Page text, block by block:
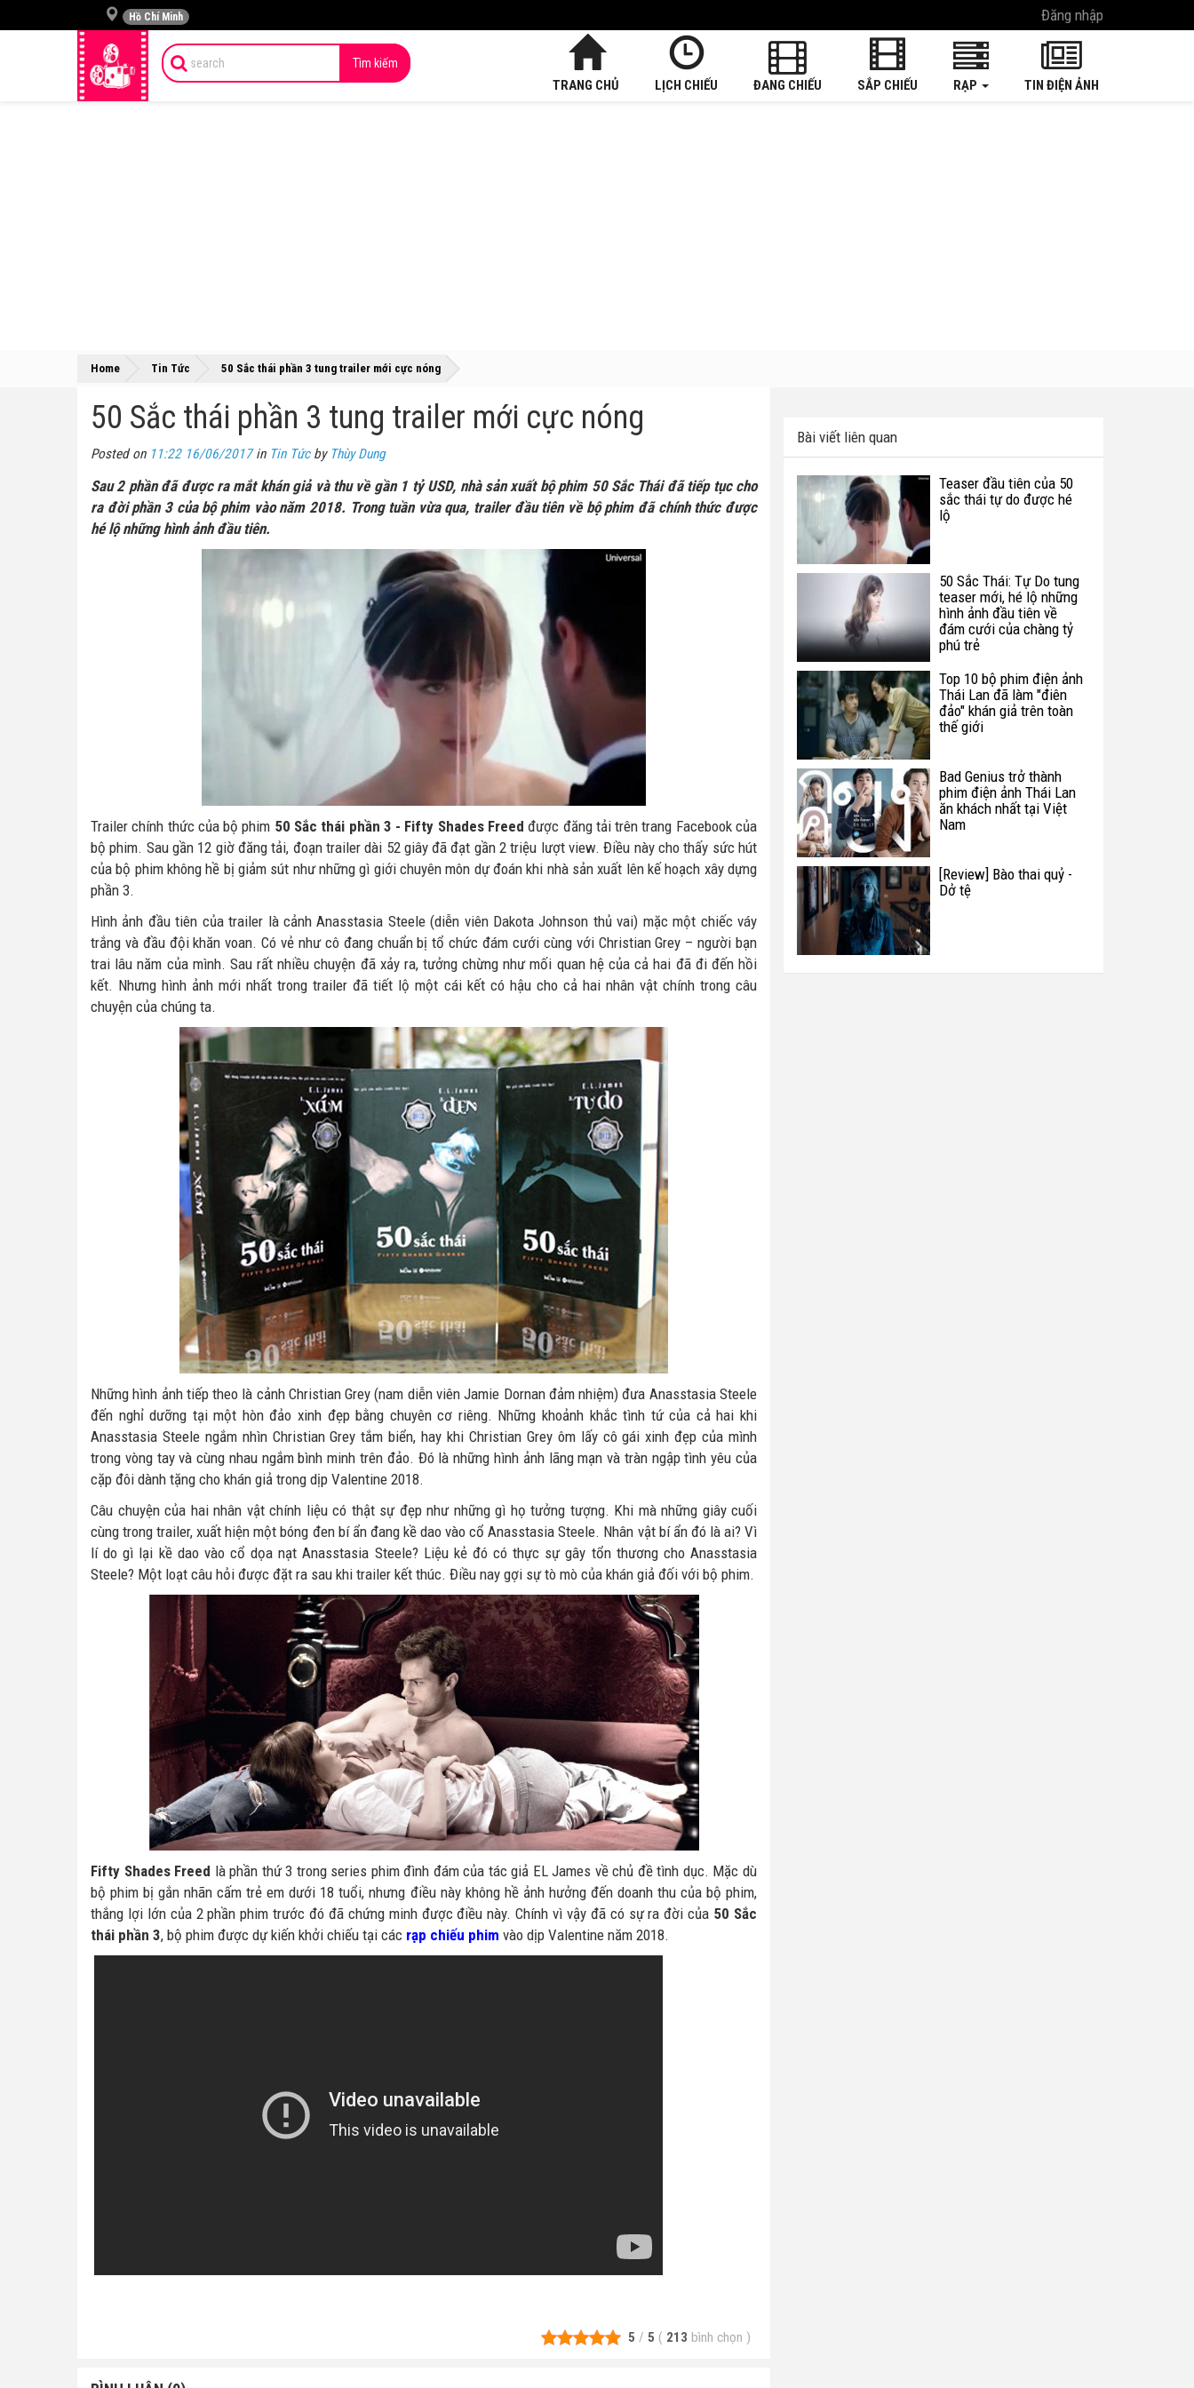
Hồ Chí Minh Đăng nhập
Tìm kiếm
TRANG CHỦ LỊCH CHIẾU ĐANG CHIẾU SẮP CHIẾU RẠP TIN ĐIỆN ẢNH
Home »
Tin Tức »
50 Sắc thái phần 3 tung trailer mới cực nóng
50 Sắc thái phần 3 tung trailer mới cực nóng
Posted on 11:22 16/06/2017in Tin Tứcby Thùy Dung
Sau 2 phần đã được ra mắt khán giả và thu về gần 1 tỷ USD, nhà sản xuất bộ phim 50 Sắc Thái đã tiếp tục cho
ra đời phần 3 của bộ phim vào năm 2018. Trong tuần vừa qua, trailer đầu tiên về bộ phim đã chính thức được
hé lộ những hình ảnh đầu tiên.
Trailer chính thức của bộ phim 50 Sắc thái phần 3 - Fifty Shades Freed được đăng tải trên trang Facebook của
bộ phim. Sau gần 12 giờ đăng tải, đoạn trailer dài 52 giây đã đạt gần 2 triệu lượt view. Điều này cho thấy sức hút
của bộ phim không hề bị giảm sút như những gì giới chuyên môn dự đoán khi nhà sản xuất lên kế hoạch xây dựng
phần 3.
Hình ảnh đầu tiên của trailer là cảnh Anasstasia Steele (diễn viên Dakota Johnson thủ vai) mặc một chiếc váy
trắng và đầu đội khăn voan. Có vẻ như cô đang chuẩn bị tổ chức đám cưới cùng với Christian Grey – người bạn
trai lâu năm của mình. Sau rất nhiều chuyện đã xảy ra, tưởng chừng như mối quan hệ của cả hai đã đi đến hồi
kết. Nhưng hình ảnh mới nhất trong trailer đã tiết lộ một cái kết có hậu cho cả hai nhân vật chính trong câu
chuyện của chúng ta.
Những hình ảnh tiếp theo là cảnh Christian Grey (nam diễn viên Jamie Dornan đảm nhiệm) đưa Anasstasia Steele
đến nghỉ dưỡng tại một hòn đảo xinh đẹp bằng chuyên cơ riêng. Những khoảnh khắc tình tứ của cả hai khi
Anasstasia Steele ngắm nhìn Christian Grey tắm biển, hay khi Christian Grey ôm lấy cô gái xinh đẹp của mình
trong vòng tay và cùng nhau ngắm bình minh trên đảo. Đó là những hình ảnh lãng mạn và tràn ngập tình yêu của
cặp đôi dành tặng cho khán giả trong dịp Valentine 2018.
Câu chuyện của hai nhân vật chính liệu có thật sự đẹp như những gì họ tưởng tượng. Khi mà những giây cuối
cùng trong trailer, xuất hiện một bóng đen bí ẩn đang kề dao vào cổ Anasstasia Steele. Nhân vật bí ẩn đó là ai? Vì
lí do gì lại kề dao vào cổ dọa nạt Anasstasia Steele? Liệu kẻ đó có thực sự gây tổn thương cho Anasstasia
Steele? Một loạt câu hỏi được đặt ra sau khi trailer kết thúc. Điều nay gợi sự tò mò của khán giả đối với bộ phim.
Fifty Shades Freed là phần thứ 3 trong series phim đình đám của tác giả EL James về chủ đề tình dục. Mặc dù
bộ phim bị gắn nhãn cấm trẻ em dưới 18 tuổi, nhưng điều này không hề ảnh hưởng đến doanh thu của bộ phim,
thắng lợi lớn của 2 phần phim trước đó đã chứng minh được điều này. Chính vì vậy đã có sự ra đời của 50 Sắc
thái phần 3, bộ phim được dự kiến khởi chiếu tại các rạp chiếu phim vào dịp Valentine năm 2018.
5 / 5 ( 213 bình chọn )
Bài viết liên quan
Teaser đầu tiên của 50
sắc thái tự do được hé
lộ
50 Sắc Thái: Tự Do tung
teaser mới, hé lộ những
hình ảnh đầu tiên về
đám cưới của chàng tỷ
phú trẻ
Top 10 bộ phim điện ảnh
Thái Lan đã làm "điên
đảo" khán giả trên toàn
thế giới
Bad Genius trở thành
phim điện ảnh Thái Lan
ăn khách nhất tại Việt
Nam
[Review] Bào thai quỷ -
Dở tệ